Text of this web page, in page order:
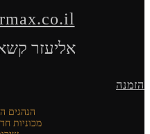
אליעזר קשאני 8, תל אביב
הנהגים הטובים
מכוניות חדשות